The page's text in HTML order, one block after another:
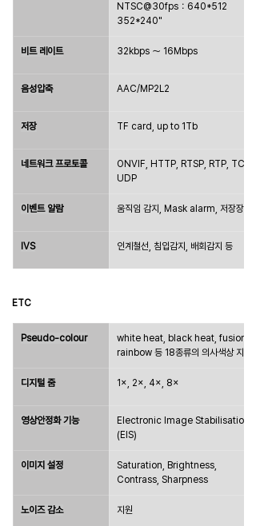
NTSC@30fps：640*512
352*240"
비트 레이트 32kbps ～ 16Mbps
음성압축 AAC/MP2L2
저장 TF card, up to 1Tb
네트워크 프로토콜
ONVIF, HTTP, RTSP, RTP, TCP,
UDP
이벤트 알람 움직임 감지, Mask alarm, 저장장치
IVS 인계철선, 침입감지, 배회감지 등
ETC
Pseudo-colour
white heat, black heat, fusion,
rainbow 등 18종류의 의사색상 지원
디지털 줌 1×, 2×, 4×, 8×
영상안정화 기능
Electronic Image Stabilisation
(EIS)
이미지 설정
Saturation, Brightness,
Contrass, Sharpness
노이즈 감소 지원